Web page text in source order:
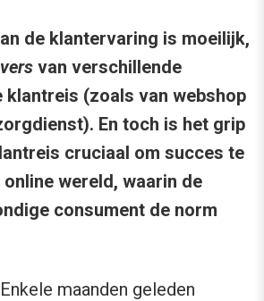
de klantervaring is moeilijk,
van verschillende
klantreis (zoals van webshop
En toch is het grip
cruciaal om succes te
online wereld, waarin de
consument de norm
maanden geleden